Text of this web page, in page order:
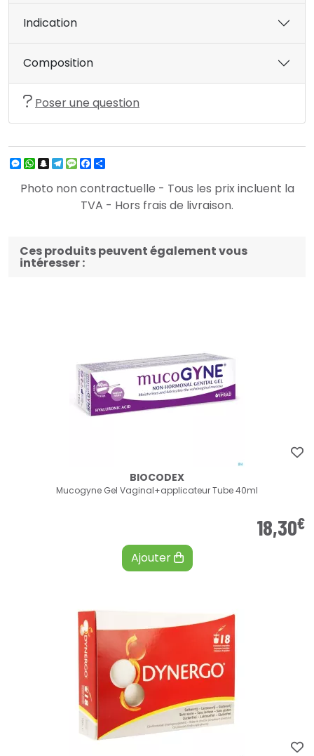
Indication
Composition
Poser une question
Messenger
WhatsApp
Snapchat
Telegram
Message
Facebook
Photo non contractuelle - Tous les prix incluent la
TVA - Hors frais de livraison.
Ces produits peuvent également vous
intéresser :
BIOCODEX
Mucogyne Gel Vaginal+applicateur Tube 40ml
18,30€
Ajouter